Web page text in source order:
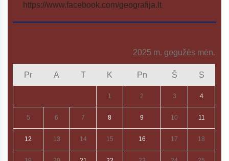
https://www.facebook.com/geografija.lt
2025 m. gegužės mėn.
Pr A T K Pn Š S
1 2 3 4
5 6 7 8 9 10 11
12 13 14 15 16 17 18